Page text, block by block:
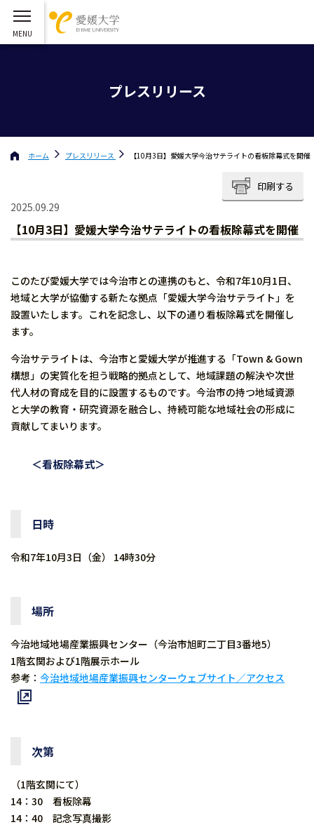
プレスリリース
ホーム プレスリリース 【10月3日】愛媛大学今治サテライトの看板除幕式を開催
印刷する
2025.09.29
【10月3日】愛媛大学今治サテライトの看板除幕式を開催
このたび愛媛大学では今治市との連携のもと、令和7年10月1日、
地域と大学が協働する新たな拠点「愛媛大学今治サテライト」を
設置いたします。これを記念し、以下の通り看板除幕式を開催し
ます。
今治サテライトは、今治市と愛媛大学が推進する「Town & Gown
構想」の実質化を担う戦略的拠点として、地域課題の解決や次世
代人材の育成を目的に設置するものです。今治市の持つ地域資源
と大学の教育・研究資源を融合し、持続可能な地域社会の形成に
貢献してまいります。
＜看板除幕式＞
日時
令和7年10月3日（金） 14時30分
場所
今治地域地場産業振興センター（今治市旭町二丁目3番地5）
1階玄関および1階展示ホール
参考： 今治地域地場産業振興センターウェブサイト／アクセス
次第
（1階玄関にて）
14：30 看板除幕
14：40 記念写真撮影